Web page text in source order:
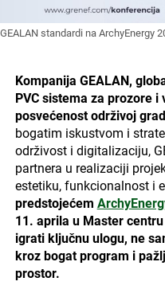
GEALAN standardi na ArchyEnergy
Kompanija GEALAN,
PVC sistema za prozore
posvećenost održivoj
bogatim iskustvom i
održivost i digitalizaciju,
partnera u realizaciji
estetiku, funkcionalnost i
predstojećem
11. aprila u Master
igrati ključnu ulogu, ne
kroz bogat program i
prostor.